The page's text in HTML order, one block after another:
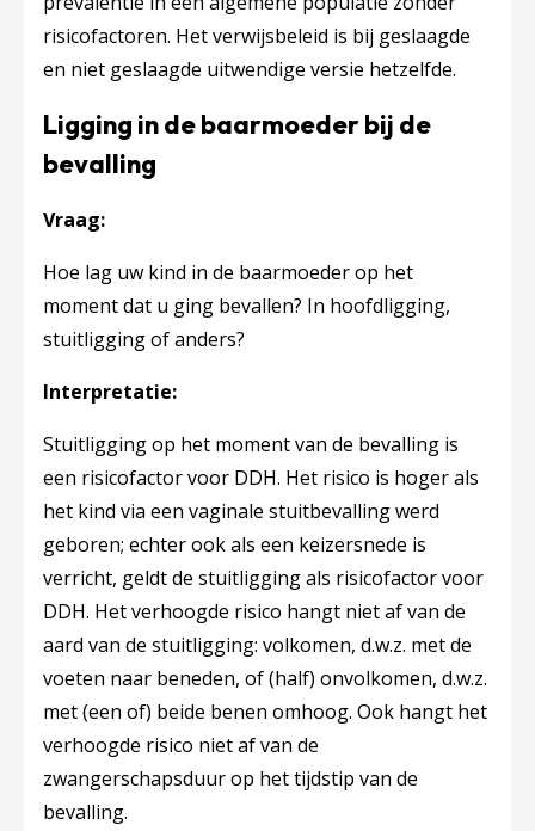
risicofactoren. Het verwijsbeleid is bij geslaagde
en niet geslaagde uitwendige versie hetzelfde.
Ligging in de baarmoeder bij de
bevalling
Vraag:
Hoe lag uw kind in de baarmoeder op het
moment dat u ging bevallen? In hoofdligging,
stuitligging of anders?
Interpretatie:
Stuitligging op het moment van de bevalling is
een risicofactor voor DDH. Het risico is hoger als
het kind via een vaginale stuitbevalling werd
geboren; echter ook als een keizersnede is
verricht, geldt de stuitligging als risicofactor voor
DDH. Het verhoogde risico hangt niet af van de
aard van de stuitligging: volkomen, d.w.z. met de
voeten naar beneden, of (half) onvolkomen, d.w.z.
met (een of) beide benen omhoog. Ook hangt het
verhoogde risico niet af van de
zwangerschapsduur op het tijdstip van de
bevalling.